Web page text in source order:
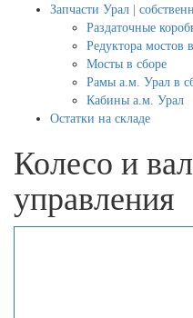
Запчасти Урал |
Раздаточные
Редуктора мостов
Мосты в сборе
Рамы а.м. Урал в
Кабины а.м. Урал
Остатки на складе
Колесо и
управления